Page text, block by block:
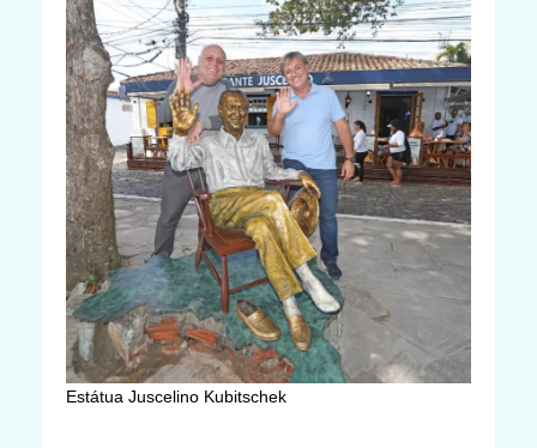
Estátua Juscelino Kubitschek